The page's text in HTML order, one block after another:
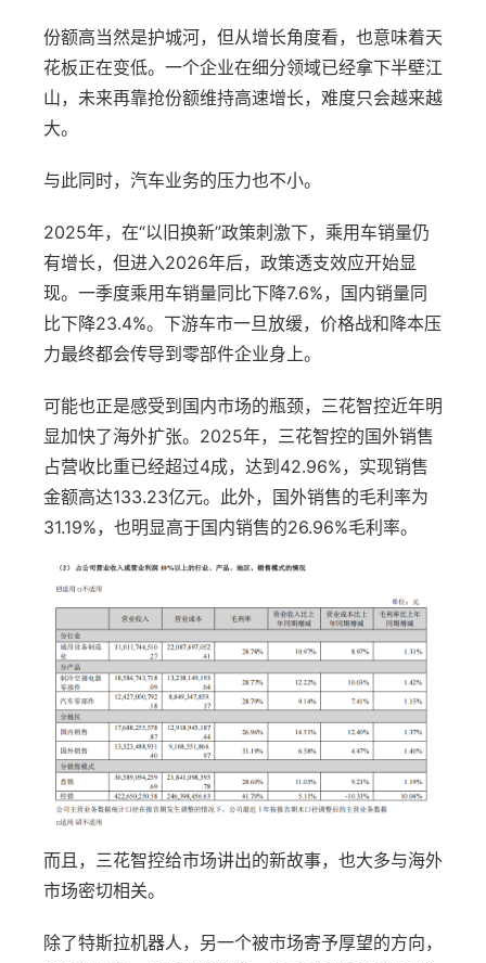
份额高当然是护城河，但从增长角度看，也意味着天
花板正在变低。一个企业在细分领域已经拿下半壁江
山，未来再靠抢份额维持高速增长，难度只会越来越
大。
与此同时，汽车业务的压力也不小。
2025年，在“以旧换新”政策刺激下，乘用车销量仍
有增长，但进入2026年后，政策透支效应开始显
现。一季度乘用车销量同比下降7.6%，国内销量同
比下降23.4%。下游车市一旦放缓，价格战和降本压
力最终都会传导到零部件企业身上。
可能也正是感受到国内市场的瓶颈，三花智控近年明
显加快了海外扩张。2025年，三花智控的国外销售
占营收比重已经超过4成，达到42.96%，实现销售
金额高达133.23亿元。此外，国外销售的毛利率为
31.19%，也明显高于国内销售的26.96%毛利率。
而且，三花智控给市场讲出的新故事，也大多与海外
市场密切相关。
除了特斯拉机器人，另一个被市场寄予厚望的方向，